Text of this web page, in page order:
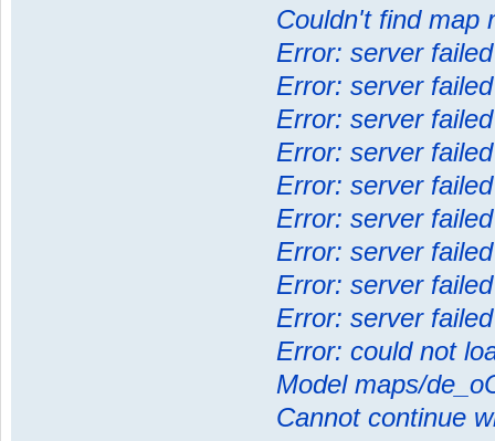
Couldn't find map
Error: server
Error: server
Error: server
Error: server
Error: server
Error: server
Error: server
Error: server
Error: server
Error: could not
Model maps/
Cannot continue